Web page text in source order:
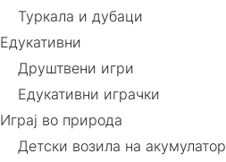
Туркала и дубаци
Едукативни
Друштвени игри
Едукативни играчки
Играј во природа
Детски возила на акумулатор